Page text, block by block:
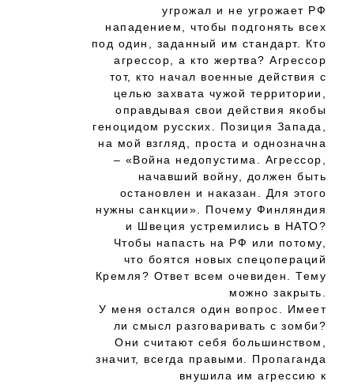
угрожал и не угрожает РФ
нападением, чтобы подгонять всех
под один, заданный им стандарт. Кто
агрессор, а кто жертва? Агрессор
тот, кто начал военные действия с
целью захвата чужой территории,
оправдывая свои действия якобы
геноцидом русских. Позиция Запада,
на мой взгляд, проста и однозначна
– «Война недопустима. Агрессор,
начавший войну, должен быть
остановлен и наказан. Для этого
нужны санкции». Почему Финляндия
и Швеция устремились в НАТО?
Чтобы напасть на РФ или потому,
что боятся новых спецопераций
Кремля? Ответ всем очевиден. Тему
можно закрыть.
У меня остался один вопрос. Имеет
ли смысл разговаривать с зомби?
Они считают себя большинством,
значит, всегда правыми. Пропаганда
внушила им агрессию к